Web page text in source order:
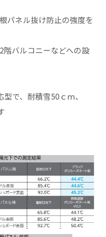
パネル抜け防止の強度を
階バルコニーなどへの設
で、耐積雪50ｃｍ、